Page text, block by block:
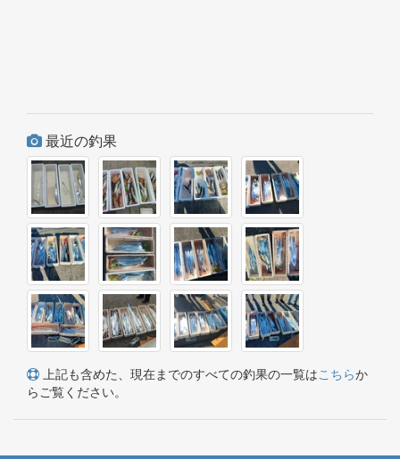
最近の釣果
上記も含めた、現在までのすべての釣果の一覧はこちらか
らご覧ください。